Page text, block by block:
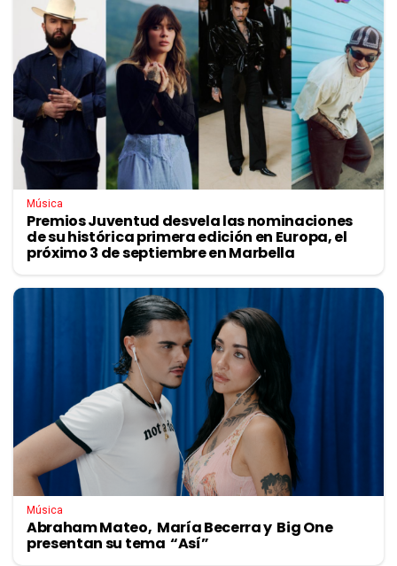
Música
Premios Juventud desvela las nominaciones
de su histórica primera edición en Europa, el
próximo 3 de septiembre en Marbella
Música
Abraham Mateo, María Becerra y Big One
presentan su tema “Así”